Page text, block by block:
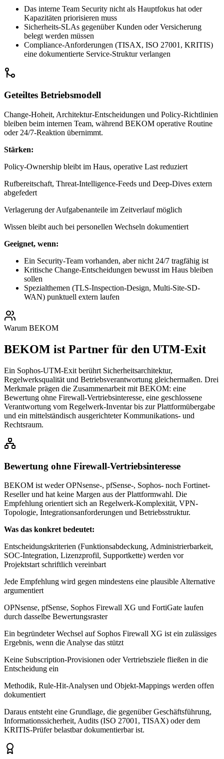
Das interne Team Security nicht als Hauptfokus hat oder
Kapazitäten priorisieren muss
Sicherheits-SLAs gegenüber Kunden oder Versicherung
belegt werden müssen
Compliance-Anforderungen (TISAX, ISO 27001, KRITIS)
eine dokumentierte Service-Struktur verlangen
Geteiltes Betriebsmodell
Change-Hoheit, Architektur-Entscheidungen und Policy-Richtlinien
bleiben beim internen Team, während BEKOM operative Routine
oder 24/7-Reaktion übernimmt.
Stärken:
Policy-Ownership bleibt im Haus, operative Last reduziert
Rufbereitschaft, Threat-Intelligence-Feeds und Deep-Dives extern
abgefedert
Verlagerung der Aufgabenanteile im Zeitverlauf möglich
Wissen bleibt auch bei personellen Wechseln dokumentiert
Geeignet, wenn:
Ein Security-Team vorhanden, aber nicht 24/7 tragfähig ist
Kritische Change-Entscheidungen bewusst im Haus bleiben
sollen
Spezialthemen (TLS-Inspection-Design, Multi-Site-SD-
WAN) punktuell extern laufen
Warum BEKOM
BEKOM ist Partner für den UTM-Exit
Ein Sophos-UTM-Exit berührt Sicherheitsarchitektur,
Regelwerksqualität und Betriebsverantwortung gleichermaßen. Drei
Merkmale prägen die Zusammenarbeit mit BEKOM: eine
Bewertung ohne Firewall-Vertriebsinteresse, eine geschlossene
Verantwortung vom Regelwerk-Inventar bis zur Plattformübergabe
und ein mittelständisch ausgerichteter Kommunikations- und
Rechtsraum.
Bewertung ohne Firewall-Vertriebsinteresse
BEKOM ist weder OPNsense-, pfSense-, Sophos- noch Fortinet-
Reseller und hat keine Margen aus der Plattformwahl. Die
Empfehlung orientiert sich an Regelwerk-Komplexität, VPN-
Topologie, Integrationsanforderungen und Betriebsstruktur.
Was das konkret bedeutet:
Entscheidungskriterien (Funktionsabdeckung, Administrierbarkeit,
SOC-Integration, Lizenzprofil, Supportkette) werden vor
Projektstart schriftlich vereinbart
Jede Empfehlung wird gegen mindestens eine plausible Alternative
argumentiert
OPNsense, pfSense, Sophos Firewall XG und FortiGate laufen
durch dasselbe Bewertungsraster
Ein begründeter Wechsel auf Sophos Firewall XG ist ein zulässiges
Ergebnis, wenn die Analyse das stützt
Keine Subscription-Provisionen oder Vertriebsziele fließen in die
Entscheidung ein
Methodik, Rule-Hit-Analysen und Objekt-Mappings werden offen
dokumentiert
Daraus entsteht eine Grundlage, die gegenüber Geschäftsführung,
Informationssicherheit, Audits (ISO 27001, TISAX) oder dem
KRITIS-Prüfer belastbar dokumentierbar ist.